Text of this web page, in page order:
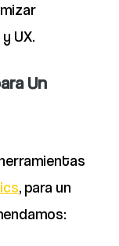
UX.
Un
, para un